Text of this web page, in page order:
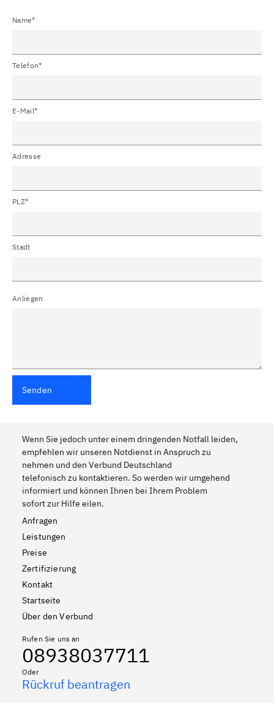
Name*
Telefon*
E-Mail*
Adresse
PLZ*
Stadt
Anliegen
Senden
Wenn Sie jedoch unter einem dringenden Notfall leiden,
empfehlen wir unseren Notdienst in Anspruch zu
nehmen und den Verbund Deutschland
telefonisch zu kontaktieren. So werden wir umgehend
informiert und können Ihnen bei Ihrem Problem
sofort zur Hilfe eilen.
Anfragen
Leistungen
Preise
Zertifizierung
Kontakt
Startseite
Über den Verbund
Rufen Sie uns an
08938037711
Oder
Rückruf beantragen